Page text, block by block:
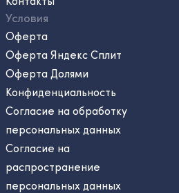
Условия
Оферта
Оферта Яндекс Сплит
Оферта Долями
Конфиденциальность
Согласие на обработку
персональных данных
Согласие на
распространение
персональных данных